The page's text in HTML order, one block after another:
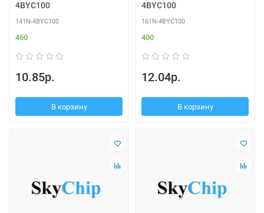
4BYC100
141N-4BYC100
460
10.85р.
В корзину
4BYC100
161N-4BYC100
400
12.04р.
В корзину